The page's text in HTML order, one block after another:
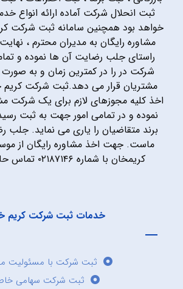
ثبت انحلال شرکت آماده ارائه انواع
خواهد بود همچنین سامانه ثبت شرکت
مشاوره رایگان به مدیران محترم ،
راستای جلب رضایت آن ها نموده و
شرکت در را در کمترین زمان و به صورت
مشتریان قرار می دهد.ثبت شرکت
اخذ کلیه مجوزهای لازم برای یک شرکت
نموده و در تمامی امور جهت به ثبت
برند متقاضیان را یاری می نماید.
ماست. جهت اخذ مشاوره رایگان از
کریمخان با شماره ۰۲۱۸۷۱۴۶ تماس حاصل فرمایید.
خدمات ثبت شرکت کریم
ثبت شرکت با مسئولیت
ثبت شرکت سهامی